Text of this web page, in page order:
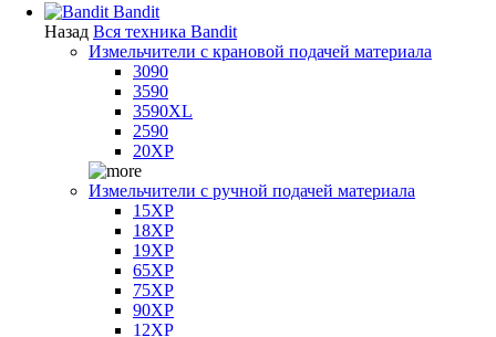
Bandit
Назад Вся техника Bandit
Измельчители с крановой подачей материала
3090
3590
3590XL
2590
20XP
Измельчители с ручной подачей материала
15XP
18XP
19XP
65XP
75XP
90XP
12XP